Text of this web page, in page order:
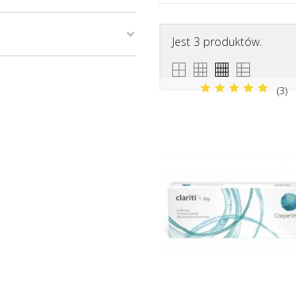
Jest 3 produktów.
(3)